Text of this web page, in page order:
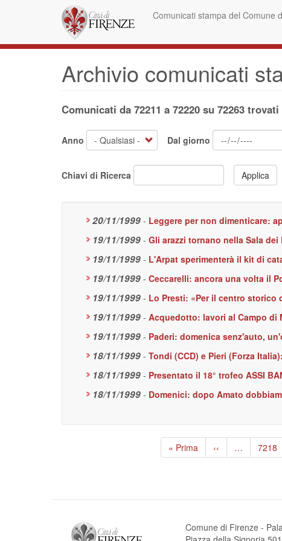
principale
Comunicati stampa del Comune
Archivio comunicati
Comunicati da 72211 a 72220 su 72263 trovati
Anno Dal giorno
Chiavi di Ricerca Applica
20/11/1999 - Leggere per non dimenticare:
19/11/1999 - Gli arazzi tornano nella Sala dei
19/11/1999 - L'Arpat sperimenterà il kit di
19/11/1999 - Ceccarelli: ancora una volta il
19/11/1999 - Lo Presti: «Per il centro storico
19/11/1999 - Acquedotto: lavori al Campo di
19/11/1999 - Paderi: domenica senz'auto,
18/11/1999 - Tondi (CCD) e Pieri (Forza
18/11/1999 - Presentato il 18° trofeo ASSI
18/11/1999 - Domenici: dopo Amato
Prima
pagina
« Prima
Pagina
precedente
‹‹ … Page
7218
Comune di Firenze -